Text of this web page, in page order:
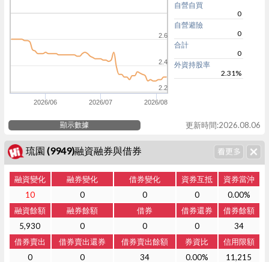
2026/06 2026/07 2026/08
2.2
2.4
2.6
自營自買
0
自營避險
0
合計
0
外資持股率
2.31%
顯示數據 更新時間:2026.08.06
琉園 (9949)融資融券與借券
融資變化 融券變化 借券變化 資券互抵
資券當沖
10
0 0 0
0.00%
融資餘額
融券餘額 借券 借券還券
借券餘額
5,930
0 0 0
34
借券賣出
借券賣出還券 借券賣出餘額 券資比
信用限額
0
0 34 0.00% 11,215